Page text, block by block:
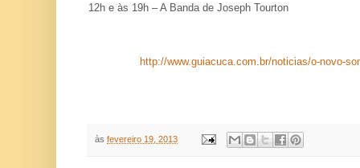
12h e às 19h – A Banda de Joseph Tourton
http://www.guiacuca.com.br/noticias/o-novo-
às fevereiro 19, 2013